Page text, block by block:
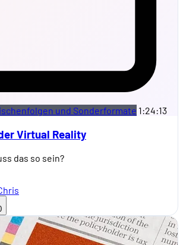
und Sonderformate 1:24:13
Virtual Reality
das so sein?